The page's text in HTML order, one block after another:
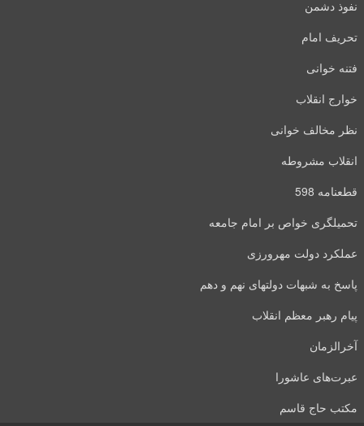
نفوذ دشمن
تحریف امام
فتنه خوانی
خوارج انقلاب
نظر مخالف خوانی
انقلاب مشروطه
قطعنامه 598
تحمیلگری خواص بر امام جامعه
عملکرد دولت مهرورزی
پاسخ به شبهات دولتهای نهم و دهم
پیام رهبر معظم انقلاب
آخرالزمان
عبرت‌های عاشورا
مکتب حاج قاسم